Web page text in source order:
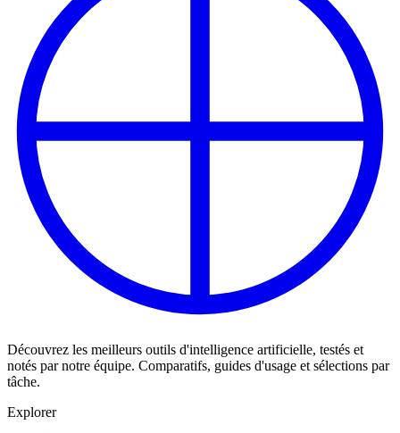
Découvrez les meilleurs outils d'intelligence artificielle, testés et
notés par notre équipe. Comparatifs, guides d'usage et sélections par
tâche.
Explorer